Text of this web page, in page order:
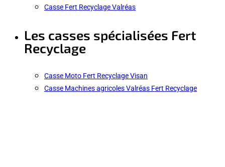
Casse Fert Recyclage Valréas
Les casses spécialisées Fert
Recyclage
Casse Moto Fert Recyclage Visan
Casse Machines agricoles Valréas Fert Recyclage